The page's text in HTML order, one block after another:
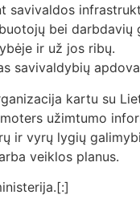
savivaldos
bei
ir už jos ribų.
savivaldybių
kartu su
užimtumo
ir vyrų lygių
veiklos planus.